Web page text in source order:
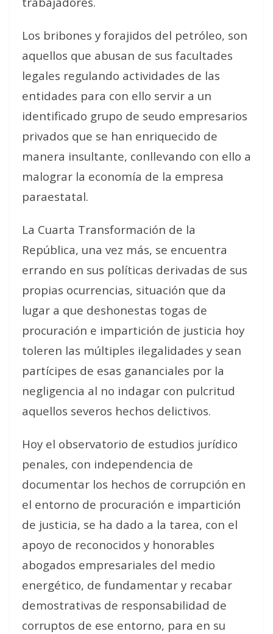
Los bribones y forajidos del petróleo, son
aquellos que abusan de sus facultades
legales regulando actividades de las
entidades para con ello servir a un
identificado grupo de seudo empresarios
privados que se han enriquecido de
manera insultante, conllevando con ello a
malograr la economía de la empresa
paraestatal.
La Cuarta Transformación de la
República, una vez más, se encuentra
errando en sus políticas derivadas de sus
propias ocurrencias, situación que da
lugar a que deshonestas togas de
procuración e impartición de justicia hoy
toleren las múltiples ilegalidades y sean
partícipes de esas gananciales por la
negligencia al no indagar con pulcritud
aquellos severos hechos delictivos.
Hoy el observatorio de estudios jurídico
penales, con independencia de
documentar los hechos de corrupción en
el entorno de procuración e impartición
de justicia, se ha dado a la tarea, con el
apoyo de reconocidos y honorables
abogados empresariales del medio
energético, de fundamentar y recabar
demostrativas de responsabilidad de
corruptos de ese entorno, para en su